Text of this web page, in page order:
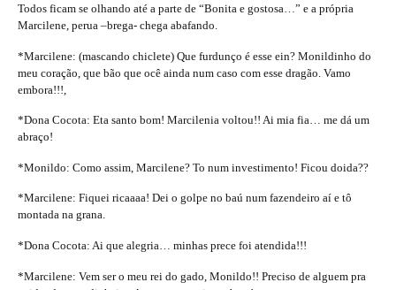
Todos ficam se olhando até a parte de “Bonita e gostosa…” e a própria
Marcilene, perua –brega- chega abafando.
*Marcilene: (mascando chiclete) Que furdunço é esse ein? Monildinho do
meu coração, que bão que ocê ainda num caso com esse dragão. Vamo
embora!!!,
*Dona Cocota: Eta santo bom! Marcilenia voltou!! Ai mia fia… me dá um
abraço!
*Monildo: Como assim, Marcilene? To num investimento! Ficou doida??
*Marcilene: Fiquei ricaaaa! Dei o golpe no baú num fazendeiro aí e tô
montada na grana.
*Dona Cocota: Ai que alegria… minhas prece foi atendida!!!
*Marcilene: Vem ser o meu rei do gado, Monildo!! Preciso de alguem pra